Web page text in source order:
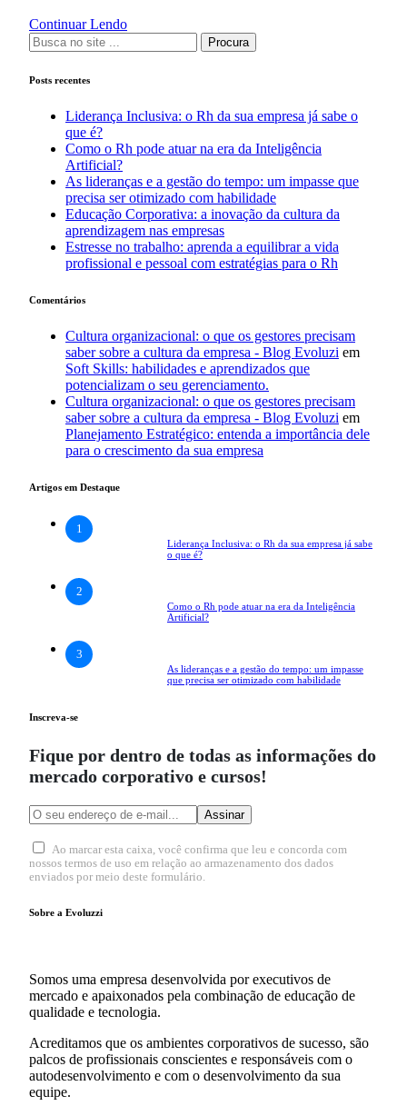
Continuar Lendo
Procura
Posts recentes
Liderança Inclusiva: o Rh da sua empresa já sabe o
que é?
Como o Rh pode atuar na era da Inteligência
Artificial?
As lideranças e a gestão do tempo: um impasse que
precisa ser otimizado com habilidade
Educação Corporativa: a inovação da cultura da
aprendizagem nas empresas
Estresse no trabalho: aprenda a equilibrar a vida
profissional e pessoal com estratégias para o Rh
Comentários
Cultura organizacional: o que os gestores precisam
saber sobre a cultura da empresa - Blog Evoluzi em
Soft Skills: habilidades e aprendizados que
potencializam o seu gerenciamento.
Cultura organizacional: o que os gestores precisam
saber sobre a cultura da empresa - Blog Evoluzi em
Planejamento Estratégico: entenda a importância dele
para o crescimento da sua empresa
Artigos em Destaque
1
Liderança Inclusiva: o Rh da sua empresa já sabe
o que é?
2
Como o Rh pode atuar na era da Inteligência
Artificial?
3
As lideranças e a gestão do tempo: um impasse
que precisa ser otimizado com habilidade
Inscreva-se
Fique por dentro de todas as informações do
mercado corporativo e cursos!
Assinar
Ao marcar esta caixa, você confirma que leu e concorda com
nossos termos de uso em relação ao armazenamento dos dados
enviados por meio deste formulário.
Sobre a Evoluzzi
Somos uma empresa desenvolvida por executivos de
mercado e apaixonados pela combinação de educação de
qualidade e tecnologia.
Acreditamos que os ambientes corporativos de sucesso, são
palcos de profissionais conscientes e responsáveis com o
autodesenvolvimento e com o desenvolvimento da sua
equipe.